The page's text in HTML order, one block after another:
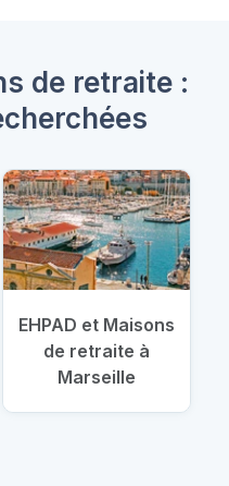
de retraite :
EHPAD et Maisons
de retraite à
Marseille